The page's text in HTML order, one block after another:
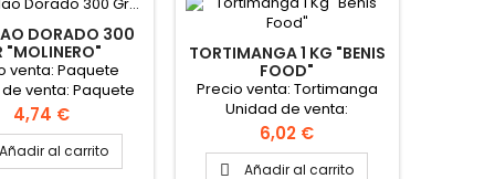
DORADO 300
"MOLINERO"
venta: Paquete
venta: Paquete
caja: 12 paquetes
Precio
4,74 €
Añadir al carrito
TORTIMANGA 1 KG "BENIS
FOOD"
Precio venta: Tortimanga
Unidad de venta:
Tortimanga Formato caja. 6
Tortimanga PINCHAR AQUI
PARA VER FICHA TÉCNICA
Precio
6,02 €
 Añadir al carrito